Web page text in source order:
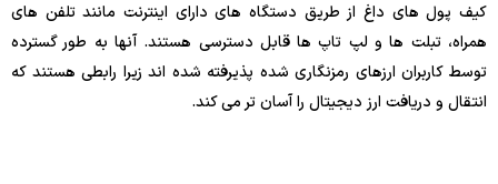
کیف پول های داغ از طریق دستگاه های دارای اینترنت مانند تلفن های
همراه، تبلت ها و لپ تاپ ها قابل دسترسی هستند. آنها به طور گسترده
توسط کاربران ارزهای رمزنگاری شده پذیرفته شده اند زیرا رابطی هستند که
انتقال و دریافت ارز دیجیتال را آسان تر می کند.